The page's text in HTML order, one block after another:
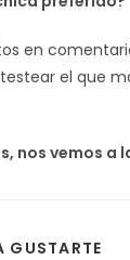
en
el que
nos vemos a
GUSTARTE